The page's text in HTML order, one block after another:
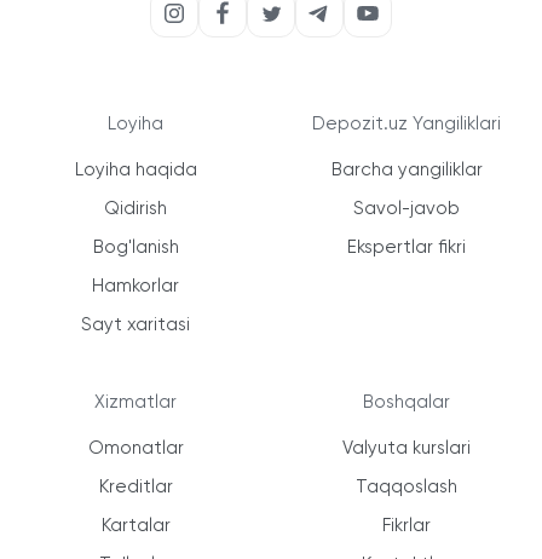
Loyiha
Loyiha haqida
Qidirish
Bog'lanish
Hamkorlar
Sayt xaritasi
Xizmatlar
Omonatlar
Kreditlar
Kartalar
Depozit.uz Yangiliklari
Barcha yangiliklar
Savol-javob
Ekspertlar fikri
Boshqalar
Valyuta kurslari
Taqqoslash
Fikrlar